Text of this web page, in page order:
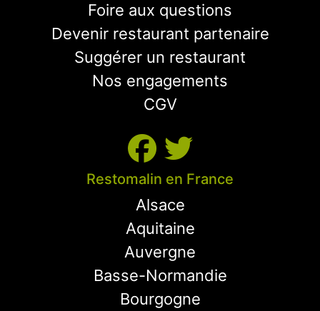
Foire aux questions
Devenir restaurant partenaire
Suggérer un restaurant
Nos engagements
CGV
Restomalin en France
Alsace
Aquitaine
Auvergne
Basse-Normandie
Bourgogne